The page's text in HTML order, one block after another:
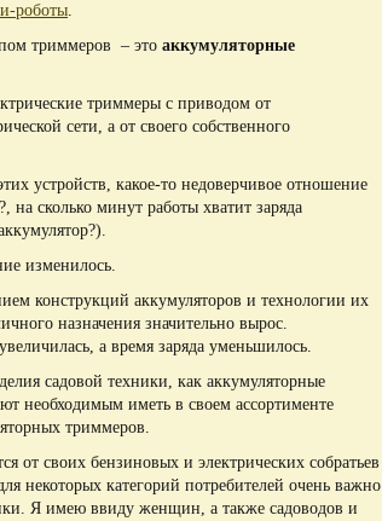
роботы.
триммеров – это аккумуляторные
триммеры с приводом от
сети, а от своего собственного
устройств, какое-то недоверчивое отношение
сколько минут работы хватит заряда
изменилось.
конструкций аккумуляторов и технологии их
назначения значительно вырос.
а время заряда уменьшилось.
садовой техники, как аккумуляторные
необходимым иметь в своем ассортименте
триммеров.
от своих бензиновых и электрических собратьев
некоторых категорий потребителей очень важно
Я имею ввиду женщин, а также садоводов и